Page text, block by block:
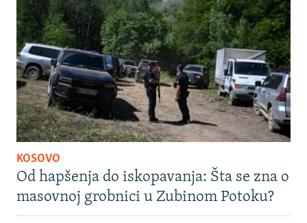
KOSOVO
Od hapšenja do iskopavanja: Šta se zna o
masovnoj grobnici u Zubinom Potoku?